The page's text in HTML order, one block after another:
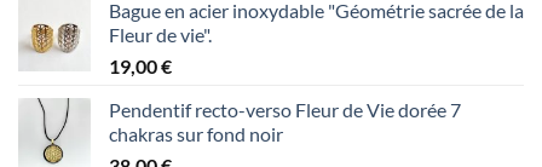
Bague en acier inoxydable "Géométrie sacrée de la
Fleur de vie".
19,00€
Pendentif recto-verso Fleur de Vie dorée 7
chakras sur fond noir